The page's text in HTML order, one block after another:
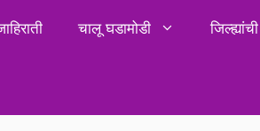
चालू घडामोडी